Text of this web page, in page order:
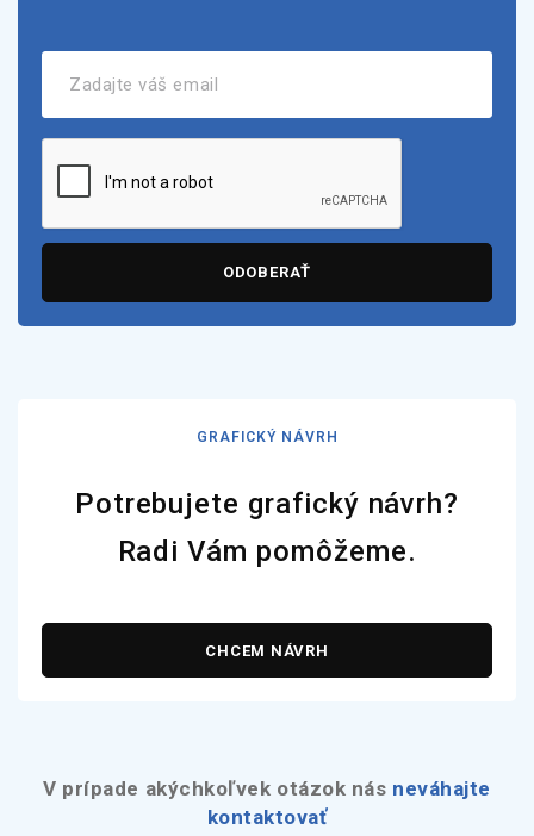
ODOBERAŤ
GRAFICKÝ NÁVRH
Potrebujete grafický návrh?
Radi Vám pomôžeme.
CHCEM NÁVRH
V prípade akýchkoľvek otázok nás neváhajte
kontaktovať